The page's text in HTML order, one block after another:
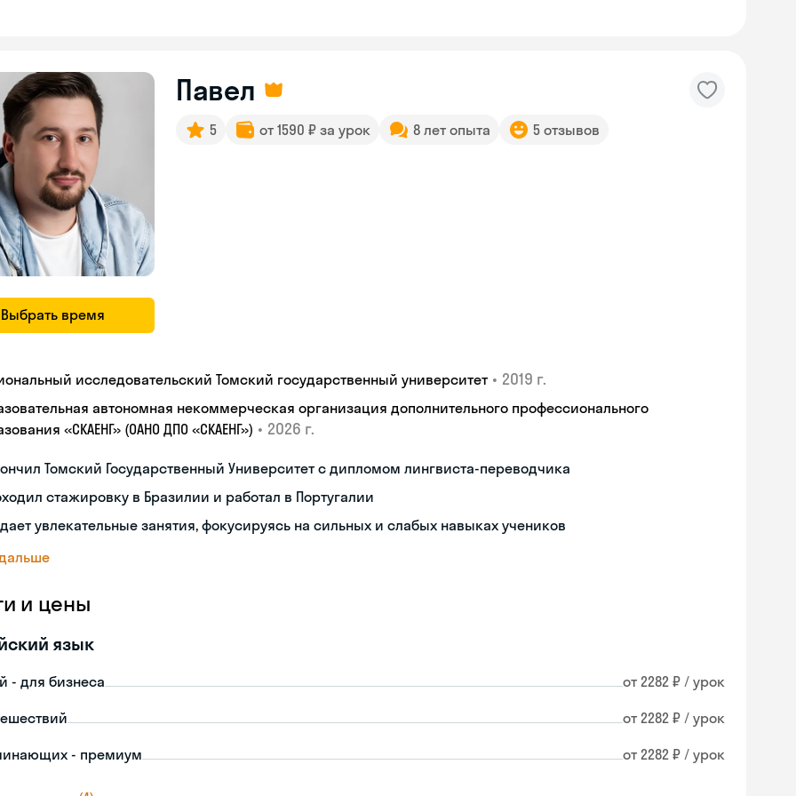
Выбрать время
Павел
5 от 1590 ₽ за урок 8 лет опыта 5 отзывов
исследовательский Томский государственный университет • 2019 г.
автономная некоммерческая организация дополнительного профессионального
«СКАЕНГ» (ОАНО ДПО «СКАЕНГ») • 2026 г.
Томский Государственный Университет с дипломом лингвиста-переводчика
стажировку в Бразилии и работал в Португалии
увлекательные занятия, фокусируясь на сильных и слабых навыках учеников
и цены
язык
- для бизнеса от 2282 ₽ / урок
от 2282 ₽ / урок
- премиум от 2282 ₽ / урок